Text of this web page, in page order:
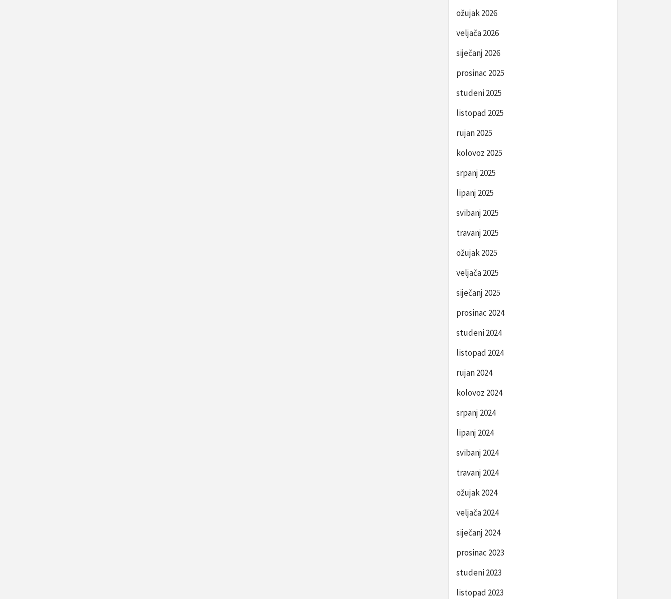
ožujak 2026
veljača 2026
siječanj 2026
prosinac 2025
studeni 2025
listopad 2025
rujan 2025
kolovoz 2025
srpanj 2025
lipanj 2025
svibanj 2025
travanj 2025
ožujak 2025
veljača 2025
siječanj 2025
prosinac 2024
studeni 2024
listopad 2024
rujan 2024
kolovoz 2024
srpanj 2024
lipanj 2024
svibanj 2024
travanj 2024
ožujak 2024
veljača 2024
siječanj 2024
prosinac 2023
studeni 2023
listopad 2023